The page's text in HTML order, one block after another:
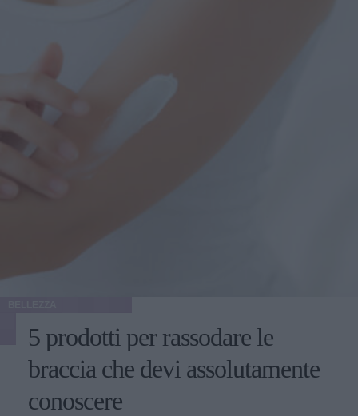
5 prodotti per rassodare le
braccia che devi assolutamente
conoscere